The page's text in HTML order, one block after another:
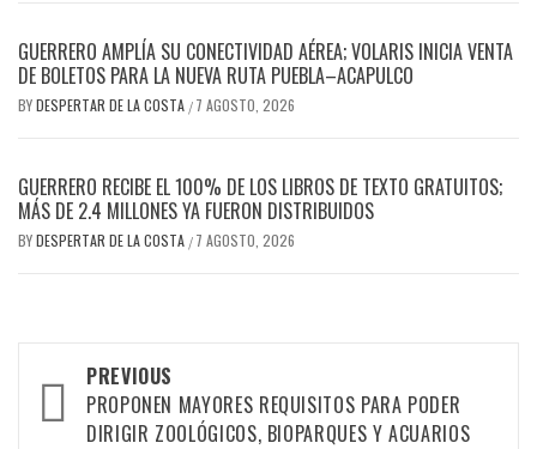
GUERRERO AMPLÍA SU CONECTIVIDAD AÉREA; VOLARIS INICIA VENTA
DE BOLETOS PARA LA NUEVA RUTA PUEBLA–ACAPULCO
BYDESPERTAR DE LA COSTA / 7 AGOSTO, 2026
GUERRERO RECIBE EL 100% DE LOS LIBROS DE TEXTO GRATUITOS;
MÁS DE 2.4 MILLONES YA FUERON DISTRIBUIDOS
BYDESPERTAR DE LA COSTA / 7 AGOSTO, 2026
Post
navigation
PREVIOUS
PROPONEN MAYORES REQUISITOS PARA PODER
DIRIGIR ZOOLÓGICOS, BIOPARQUES Y ACUARIOS